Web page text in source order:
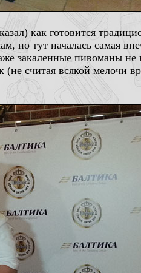
как готовится
но тут началась самая
закаленные пивоманы
считая всякой мелочи